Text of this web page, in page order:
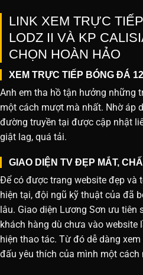
LINK XEM TRỰC
LODZ II VÀ KP
CHỌN HOÀN HẢO
XEM TRỰC TIẾP BÓNG ĐÁ
Anh em tha hồ tận hưởng những
một cách mượt mà nhất. Nhờ áp
đường truyền tại được cập nhật
giật lag, quá tải.
GIAO DIỆN TV ĐẸP MẮT,
Để có được trang website đẹp và
hiện tại, đội ngũ kỹ thuật của đã
lâu. Giao diện Lương Sơn ưu tiên
khách hàng dù chưa vào website
hiện thao tác. Từ đó dễ dàng xem
đấu yêu thích của mình một cách